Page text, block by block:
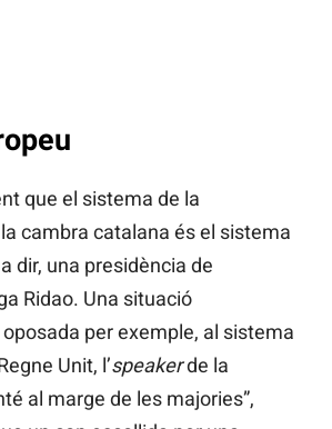
que el sistema de la
cambra catalana és el sistema
dir, una presidència de
Ridao. Una situació
per exemple, al sistema
Unit, l’speakerde la
al marge de les majories”,